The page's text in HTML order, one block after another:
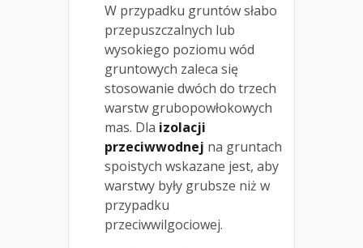
W przypadku gruntów słabo
przepuszczalnych lub
wysokiego poziomu wód
gruntowych zaleca się
stosowanie dwóch do trzech
warstw grubopowłokowych
mas. Dla izolacji
przeciwwodnej na gruntach
spoistych wskazane jest, aby
warstwy były grubsze niż w
przypadku
przeciwwilgociowej.